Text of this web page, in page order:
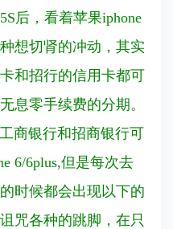
后，看着苹果iphone
想切肾的冲动，其实
和招行的信用卡都可
息零手续费的分期。
银行和招商银行可
6/6plus,但是每次去
时候都会出现以下的
咒各种的跳脚，在只